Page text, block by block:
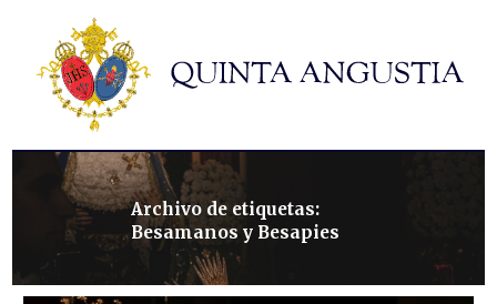
Hermandad
Titulares
Historia y patrimonio
Noticias
Contacto
Formularios
Archivo de etiquetas:
Besamanos y Besapies